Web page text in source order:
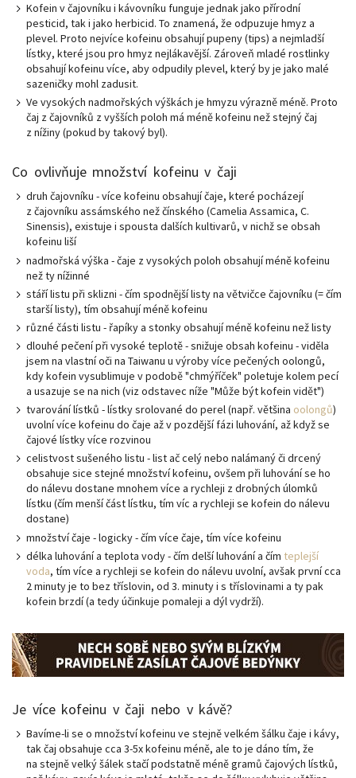
Kofein v čajovníku i kávovníku funguje jednak jako přírodní
pesticid, tak i jako herbicid. To znamená, že odpuzuje hmyz a
plevel. Proto nejvíce kofeinu obsahují pupeny (tips) a nejmladší
lístky, které jsou pro hmyz nejlákavější. Zároveň mladé rostlinky
obsahují kofeinu více, aby odpudily plevel, který by je jako malé
sazeničky mohl zadusit.
Ve vysokých nadmořských výškách je hmyzu výrazně méně. Proto
čaj z čajovníků z vyšších poloh má méně kofeinu než stejný čaj
z nížiny (pokud by takový byl).
Co ovlivňuje množství kofeinu v čaji
druh čajovníku - více kofeinu obsahují čaje, které pocházejí
z čajovníku assámského než čínského (Camelia Assamica, C.
Sinensis), existuje i spousta dalších kultivarů, v nichž se obsah
kofeinu liší
nadmořská výška - čaje z vysokých poloh obsahují méně kofeinu
než ty nížinné
stáří listu při sklizni - čím spodnější listy na větvičce čajovníku (= čím
starší listy), tím obsahují méně kofeinu
různé části listu - řapíky a stonky obsahují méně kofeinu než listy
dlouhé pečení při vysoké teplotě - snižuje obsah kofeinu - viděla
jsem na vlastní oči na Taiwanu u výroby více pečených oolongů,
kdy kofein vysublimuje v podobě "chmýříček" poletuje kolem pecí
a usazuje se na nich (viz odstavec níže "Může být kofein vidět")
tvarování lístků - lístky srolované do perel (např. většina oolongů)
uvolní více kofeinu do čaje až v pozdější fázi luhování, až když se
čajové lístky více rozvinou
celistvost sušeného listu - list ač celý nebo nalámaný či drcený
obsahuje sice stejné množství kofeinu, ovšem při luhování se ho
do nálevu dostane mnohem více a rychleji z drobných úlomků
lístku (čím menší část lístku, tím víc a rychleji se kofein do nálevu
dostane)
množství čaje - logicky - čím více čaje, tím více kofeinu
délka luhování a teplota vody - čím delší luhování a čím teplejší
voda, tím více a rychleji se kofein do nálevu uvolní, avšak první cca
2 minuty je to bez tříslovin, od 3. minuty i s tříslovinami a ty pak
kofein brzdí (a tedy účinkuje pomaleji a dýl vydrží).
Je více kofeinu v čaji nebo v kávě?
Bavíme-li se o množství kofeinu ve stejně velkém šálku čaje i kávy,
tak čaj obsahuje cca 3-5x kofeinu méně, ale to je dáno tím, že
na stejně velký šálek stačí podstatně méně gramů čajových lístků,